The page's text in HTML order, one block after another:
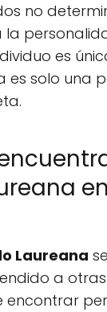
no
es
es solo una
Laureana
a
encontrar